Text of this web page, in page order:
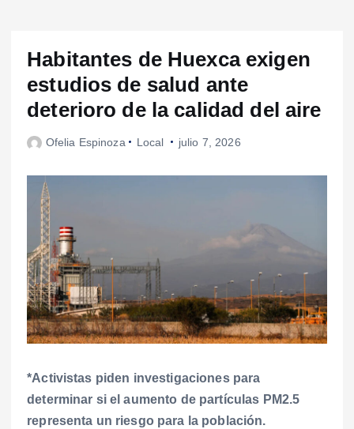
Habitantes de Huexca exigen
estudios de salud ante
deterioro de la calidad del aire
Ofelia Espinoza Local julio 7, 2026
*Activistas piden investigaciones para
determinar si el aumento de partículas PM2.5
representa un riesgo para la población.